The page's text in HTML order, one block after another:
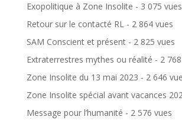
Exopolitique à Zone Insolite - 3 075 vues
Retour sur le contacté RL- 2 864 vues
SAM Conscient et présent- 2 825 vues
Extraterrestres mythes ou réalité - 2
Zone Insolite du 13 mai 2023 - 2 646
Zone Insolite spécial avant vacances
Message pour l’humanité - 2 576 vues